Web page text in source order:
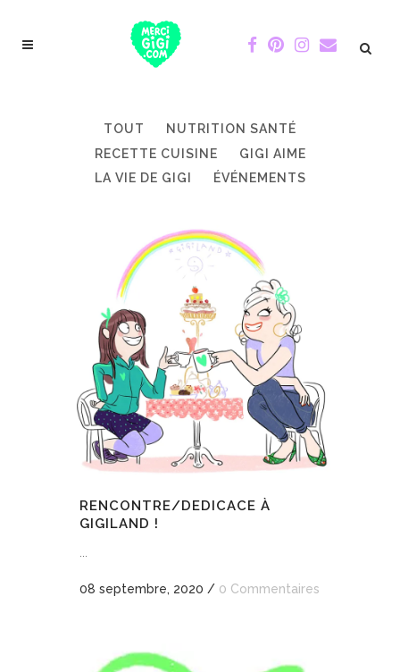
TOUT
NUTRITION SANTÉ
RECETTE CUISINE
GIGI AIME
LA VIE DE GIGI
ÉVÉNEMENTS
RENCONTRE/DEDICACE À
GIGILAND !
08 septembre, 2020 / 0 Commentaires